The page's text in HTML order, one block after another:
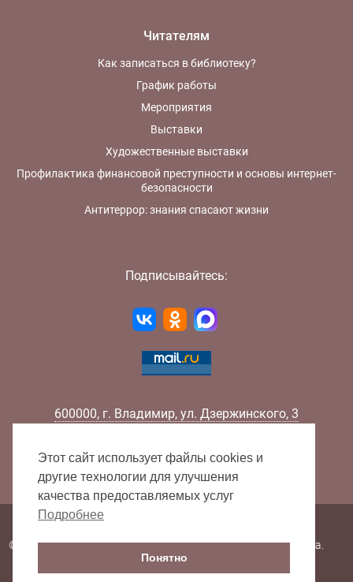
Читателям
Как записаться в библиотеку?
График работы
Мероприятия
Выставки
Художественные выставки
Профилактика финансовой преступности и основы интернет-
безопасности
Антитеррор: знания спасают жизни
Подписывайтесь:
600000, г. Владимир, ул. Дзержинского, 3
Факс:
+7 (4922) 32-52-88
E-mail:
info@lib33.ru
© 2000 - 2026 Владимирская областная научная библиотека.
Этот сайт использует файлы cookies и
другие технологии для улучшения
качества предоставляемых услуг
Подробнее
Понятно